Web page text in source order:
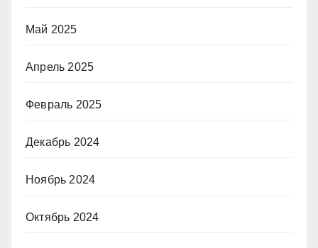
Май 2025
Апрель 2025
Февраль 2025
Декабрь 2024
Ноябрь 2024
Октябрь 2024